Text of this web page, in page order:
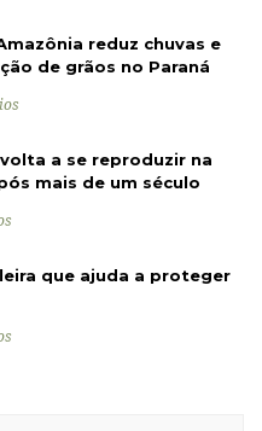
reduz chuvas e
de grãos no Paraná
a se reproduzir na
mais de um século
que ajuda a proteger